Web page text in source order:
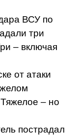
ВСУ по
три
– включая
от атаки
– но
пострадал